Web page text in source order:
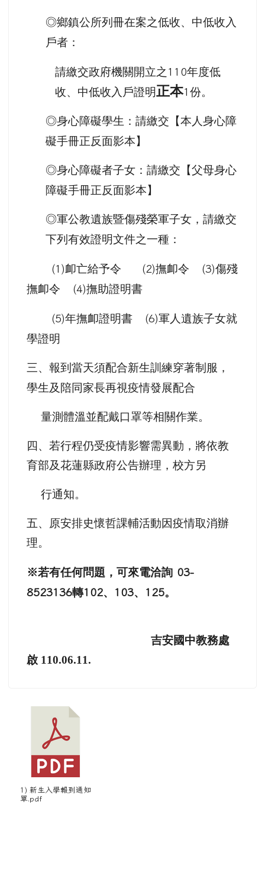
◎鄉鎮公所列冊在案之低收、中低收入
戶者：
請繳交政府機關開立之 110年度低
收、中低收入戶證明正本1 份。
◎身心障礙學生：請繳交【本人身心障
礙手冊正反面影本】
◎身心障礙者子女：請繳交【父母身心
障礙手冊正反面影本】
◎軍公教遺族暨傷殘榮軍子女，請繳交
下列有效證明文件之一種：
(1)卹亡給予令 (2)撫卹令 (3)傷殘
撫卹令 (4)撫助證明書
(5)年撫卹證明書 (6)軍人遺族子女就
學證明
三、報到當天須配合新生訓練穿著制服，
學生及陪同家長再視疫情發展配合
量測體溫並配戴口罩等相關作業。
四、若行程仍受疫情影響需異動，將依教
育部及花蓮縣政府公告辦理，校方另
行通知。
五、原安排史懷哲課輔活動因疫情取消辦
理。
※若有任何問題，可來電洽詢 03-
8523136轉102、 103、 125。
吉安國中教務處
啟 110.06.11.
1) 新生入學報到通知
單.pdf